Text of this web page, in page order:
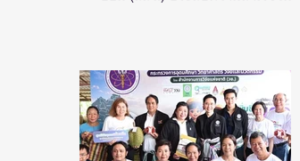
ขยายโอกาสทางธุรกิจ
ไปกับ OSS” ครั้งที่ 4 ณ ศูนย์การค้า
เซ็นทรัล หาดใหญ่ จังหวัดสงขลา
ระหว่างวันที่ 31 กรกฎาคม – 2
สิงหาคม 2569 โดยสามารถสร้าง
มูลค่าทางเศรษฐกิจหมุนเวียนในพื้นที่